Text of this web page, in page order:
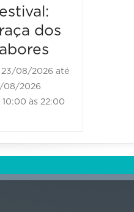
dos
23/08/2026 até
08/2026
às 22:00